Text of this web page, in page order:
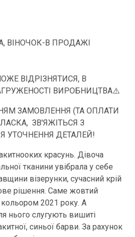
ВІНОЧОК-В ПРОДАЖІ
ВІДРІЗНЯТИСЯ, В
ВИРОБНИЦТВА⚠️
ЗАМОВЛЕННЯ (ТА ОПЛАТИ
ЗВ'ЯЖІТЬСЯ З
УТОЧНЕННЯ ДЕТАЛЕЙ!
красунь. Дівоча
тканини увібрала у себе
візерунки, сучасний крій
рішення. Саме жовтий
кольором 2021 року. А
нього слугують вишиті
синьої барви. За рахунок